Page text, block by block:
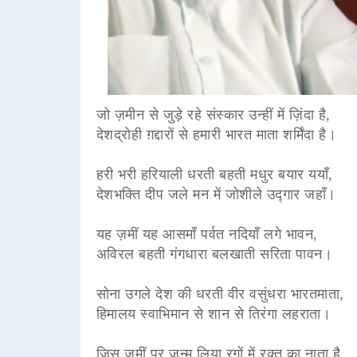
जो ज़मीन से जुड़े रहे संस्कार उन्हीं में ज़िंदा है,
देशद्रोही ग़द्दारों से हमारी भारत माता शर्मिंदा है।
हरी भरी हरियाली धरती बहती मधुर बयार ययाँ,
देशभक्ति दीप जले मन में जोशीले उद्गार जहाँ।
यह ज़मीं यह आसमाँ पर्वत नदियाँ लगे भावन,
अविरल बहती गंगधारा बलखाती सरिता पावन।
सोना उगले देश की धरती वीर वसुंधरा भारतमाता,
हिमालय स्वाभिमान से शान से तिरंगा लहराता।
जिस ज़मीं पर जन्म लिया रगों में रक्त का नाता है,